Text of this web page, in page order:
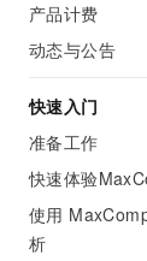
产品计费
动态与公告
快速入门
准备工作
快速体验
使用
析
容器
存储
网络与CDN
大数据
现代化应用
安全